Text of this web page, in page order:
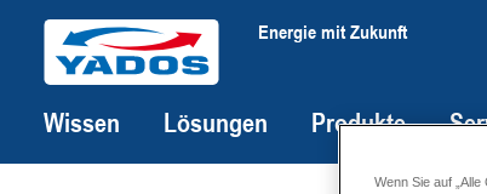
Energie mit Zukunft
Wissen Lösungen Produkte
Wenn Sie auf